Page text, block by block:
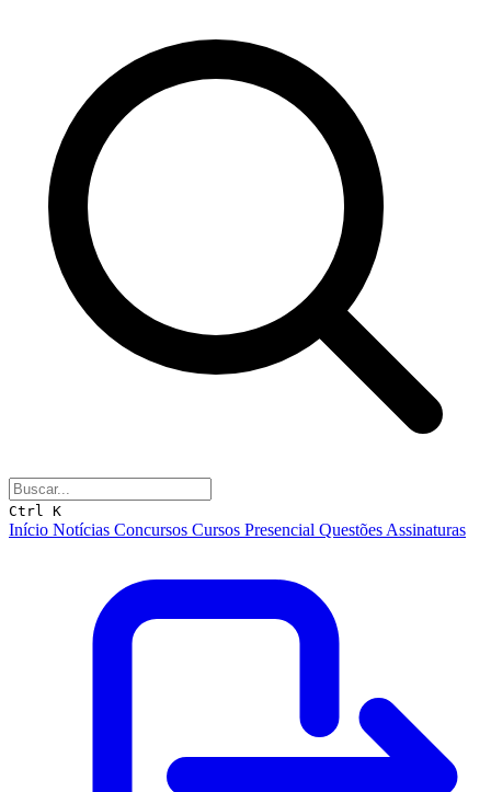
Ctrl K
Início Notícias Concursos Cursos Presencial Questões Assinaturas